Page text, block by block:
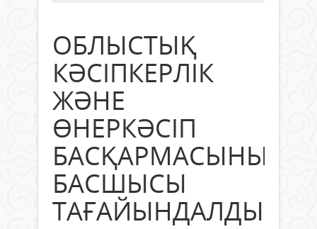
ОБЛЫСТЫҚ
КӘСІПКЕРЛІК
ЖӘНЕ
ӨНЕРКӘСІП
БАСҚАРМАСЫНЫҢ
БАСШЫСЫ
ТАҒАЙЫНДАЛДЫ